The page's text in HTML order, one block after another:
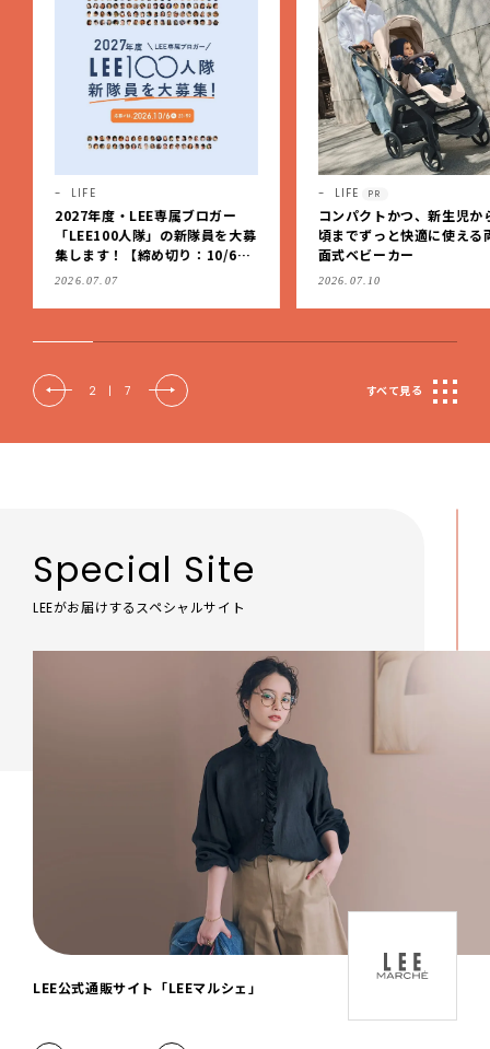
LIFE
コンパクトかつ、新生児から4歳
頃までずっと快適に使える両対
面式ベビーカー
2026.07.10
FORTUNE
【2026年下半期占い 真木
さんの星占い】変化から定
へ。星が、時代の節目を生
私たちを導く
2026.06.12
2 | 7 すべて見る
Special Site
LEEがお届けするスペシャルサイト
「LEE DAYS」本物志向にときめく。大人カ